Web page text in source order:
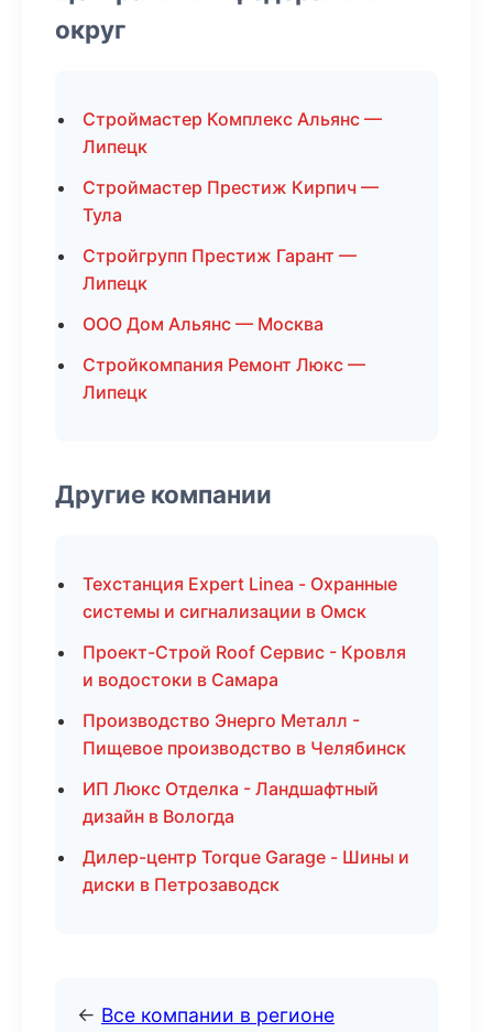
округ
Строймастер Комплекс Альянс —
Липецк
Строймастер Престиж Кирпич —
Тула
Стройгрупп Престиж Гарант —
Липецк
ООО Дом Альянс — Москва
Стройкомпания Ремонт Люкс —
Липецк
Другие компании
Техстанция Expert Linea - Охранные
системы и сигнализации в Омск
Проект-Строй Roof Сервис - Кровля
и водостоки в Самара
Производство Энерго Металл -
Пищевое производство в Челябинск
ИП Люкс Отделка - Ландшафтный
дизайн в Вологда
Дилер-центр Torque Garage - Шины и
диски в Петрозаводск
← Все компании в регионе